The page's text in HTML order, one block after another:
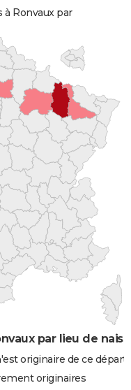
Ronvaux par
par lieu de
originaire de ce
originaires